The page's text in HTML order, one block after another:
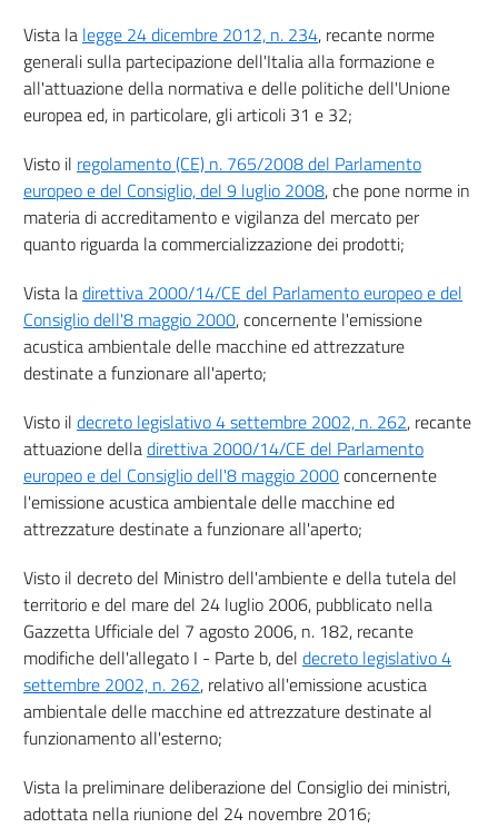
Vista la legge 24 dicembre 2012, n. 234, recante norme
generali sulla partecipazione dell'Italia alla formazione e
all'attuazione della normativa e delle politiche dell'Unione
europea ed, in particolare, gli articoli 31 e 32;
Visto il regolamento (CE) n. 765/2008 del Parlamento
europeo e del Consiglio, del 9 luglio 2008, che pone norme in
materia di accreditamento e vigilanza del mercato per
quanto riguarda la commercializzazione dei prodotti;
Vista ladirettiva 2000/14/CE del Parlamento europeo e del
Consiglio dell'8 maggio 2000, concernente l'emissione
acustica ambientale delle macchine ed attrezzature
destinate a funzionare all'aperto;
Visto il decreto legislativo 4 settembre 2002, n. 262, recante
attuazione delladirettiva 2000/14/CE del Parlamento
europeo e del Consiglio dell'8 maggio 2000concernente
l'emissione acustica ambientale delle macchine ed
attrezzature destinate a funzionare all'aperto;
Visto il decreto del Ministro dell'ambiente e della tutela del
territorio e del mare del 24 luglio 2006, pubblicato nella
Gazzetta Ufficiale del 7 agosto 2006, n. 182, recante
modifiche dell'allegato I - Parte b, del decreto legislativo 4
settembre 2002, n. 262, relativo all'emissione acustica
ambientale delle macchine ed attrezzature destinate al
funzionamento all'esterno;
Vista la preliminare deliberazione del Consiglio dei ministri,
adottata nella riunione del 24 novembre 2016;